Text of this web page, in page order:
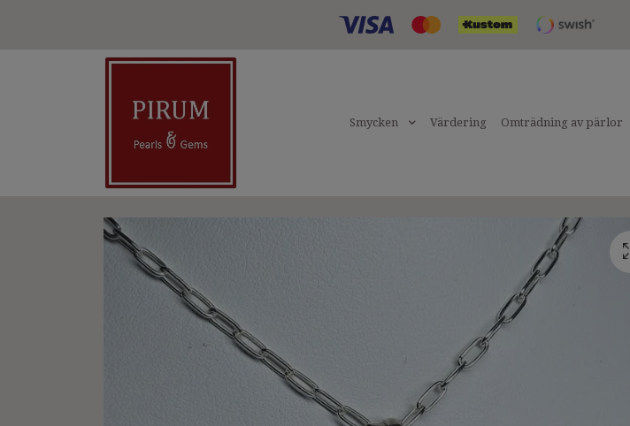
Smycken Värdering Omträdning av pärlor